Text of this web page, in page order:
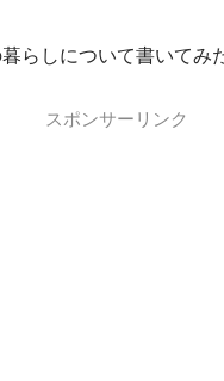
らしについて書いてみ
スポンサーリンク